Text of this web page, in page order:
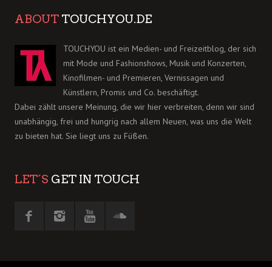
ABOUT TOUCHYOU.DE
TOUCHYOU ist ein Medien- und Freizeitblog, der sich
mit Mode und Fashionshows, Musik und Konzerten,
Kinofilmen- und Premieren, Vernissagen und
Künstlern, Promis und Co. beschäftigt.
Dabei zählt unsere Meinung, die wir hier verbreiten, denn wir sind
unabhängig, frei und hungrig nach allem Neuen, was uns die Welt
zu bieten hat. Sie liegt uns zu Füßen.
LET´S GET IN TOUCH